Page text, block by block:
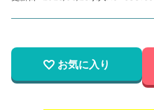
お気に入り